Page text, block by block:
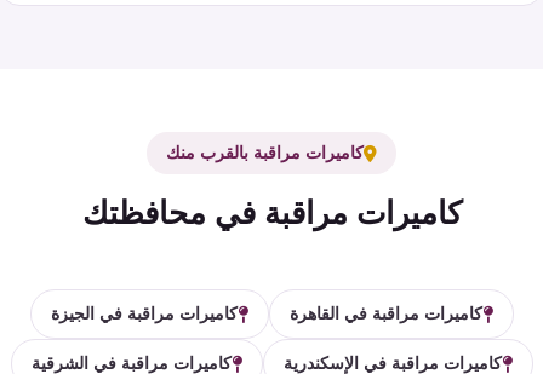
كاميرات مراقبة بالقرب منك
كاميرات مراقبة في محافظتك
كاميرات مراقبة في القاهرة كاميرات مراقبة في الجيزة
كاميرات مراقبة في الإسكندرية كاميرات مراقبة في الشرقية